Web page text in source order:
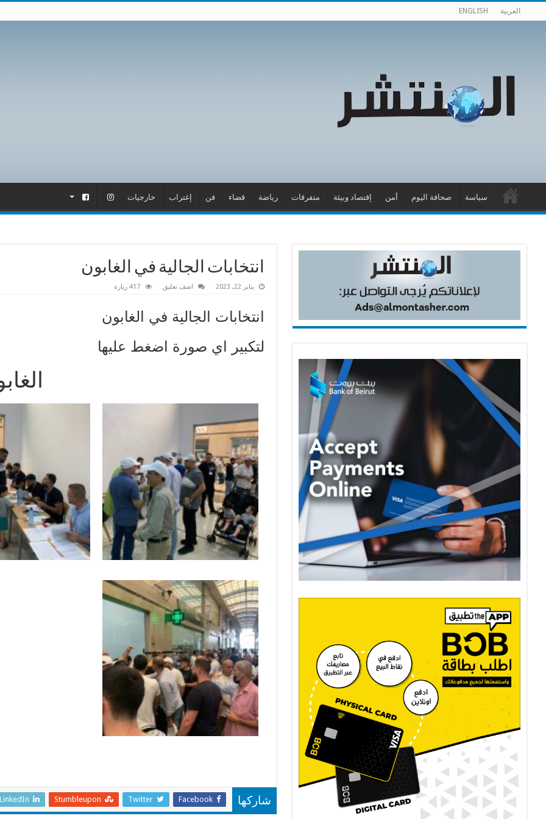
العربية ENGLISH
سياسة صحافة اليوم أمن إقتصاد وبيئة متفرقات رياضة قضاء فن إغتراب خارجيات
انتخابات الجالية في الغابون
يناير 22, 2023 اضف تعليق 417 زيارة
انتخابات الجالية في الغابون
لتكبير اي صورة اضغط عليها
شاركها Facebook
Twitter
Stumbleupon
LinkedIn